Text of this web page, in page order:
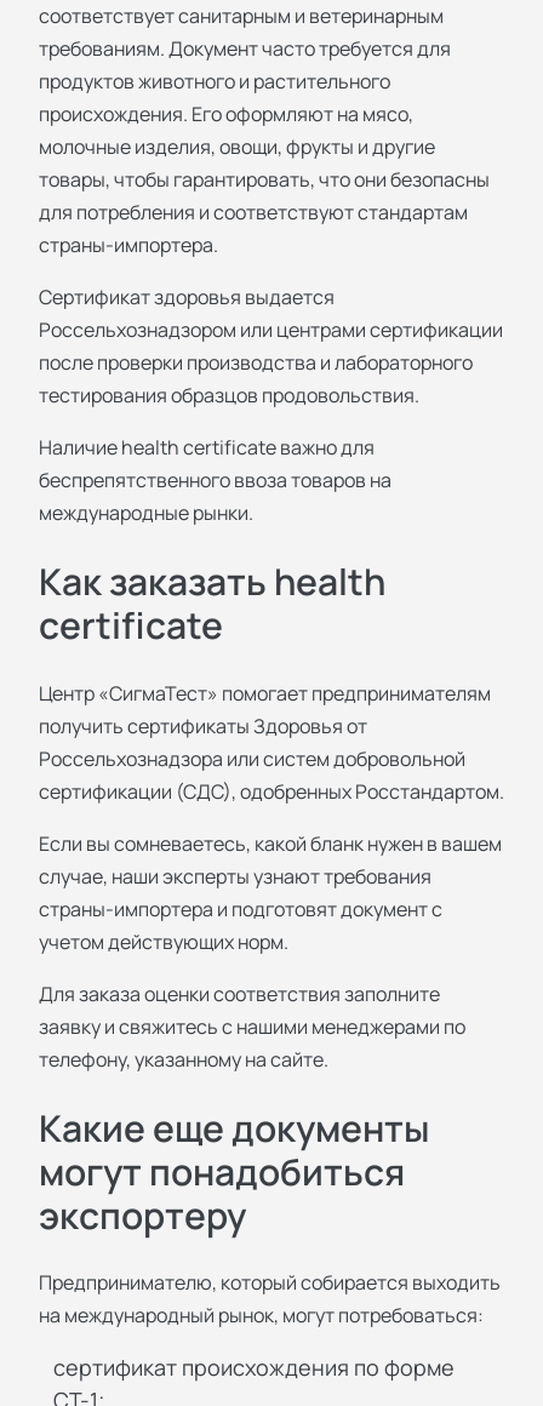
соответствует санитарным и ветеринарным
требованиям. Документ часто требуется для
продуктов животного и растительного
происхождения. Его оформляют на мясо,
молочные изделия, овощи, фрукты и другие
товары, чтобы гарантировать, что они безопасны
для потребления и соответствуют стандартам
страны-импортера.
Сертификат здоровья выдается
Россельхознадзором или центрами сертификации
после проверки производства и лабораторного
тестирования образцов продовольствия.
Наличие health certificate важно для
беспрепятственного ввоза товаров на
международные рынки.
Как заказать health
certificate
Центр «СигмаТест» помогает предпринимателям
получить сертификаты Здоровья от
Россельхознадзора или систем добровольной
сертификации (СДС), одобренных Росстандартом.
Если вы сомневаетесь, какой бланк нужен в вашем
случае, наши эксперты узнают требования
страны-импортера и подготовят документ с
учетом действующих норм.
Для заказа оценки соответствия заполните
заявку и свяжитесь с нашими менеджерами по
телефону, указанному на сайте.
Какие еще документы
могут понадобиться
экспортеру
Предпринимателю, который собирается выходить
на международный рынок, могут потребоваться:
сертификат происхождения по форме